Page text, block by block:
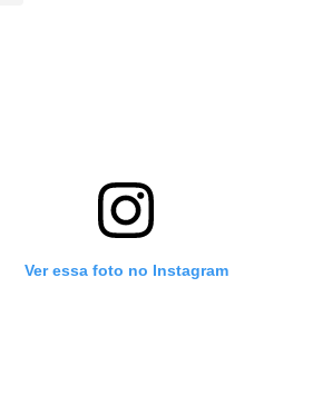
Ver essa foto no Instagram